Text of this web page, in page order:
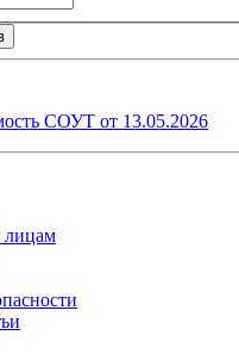
СОУТ от 13.05.2026